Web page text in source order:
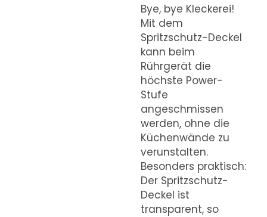
Bye, bye Kleckerei!
Mit dem
Spritzschutz-Deckel
kann beim
Rührgerät die
höchste Power-
Stufe
angeschmissen
werden, ohne die
Küchenwände zu
verunstalten.
Besonders praktisch:
Der Spritzschutz-
Deckel ist
transparent, so